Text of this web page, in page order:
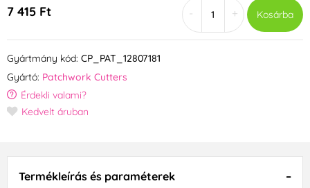
7 415 Ft + Kosárba
Gyártmány kód: CP_PAT_12807181
Gyártó: Patchwork Cutters
Érdekli valami?
Kedvelt áruban
Termékleírás és paraméterek